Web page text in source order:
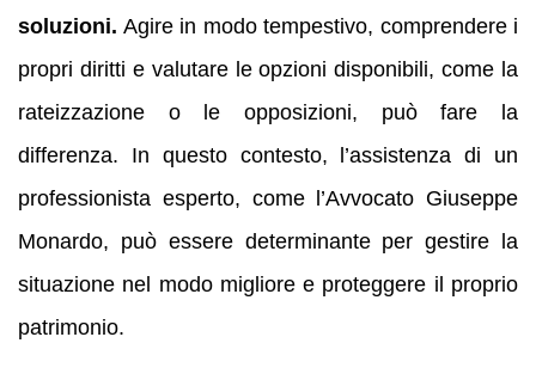
soluzioni. Agire in modo tempestivo, comprendere i
propri diritti e valutare le opzioni disponibili, come la
rateizzazione o le opposizioni, può fare la
differenza. In questo contesto, l’assistenza di un
professionista esperto, come l’Avvocato Giuseppe
Monardo, può essere determinante per gestire la
situazione nel modo migliore e proteggere il proprio
patrimonio.